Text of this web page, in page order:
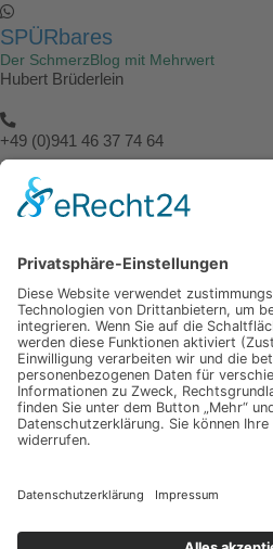
SPÜRbares
Der SchmerzBlog mit Mehrwert
Hubert Brüderlein
+49 (0)941 46 37 74 64
info@spuerbares.hubert-bruderlein.com
SPÜRbares
Hauptseite
Impressum
Datenschutz
Hauptseite
Impressum
Datenschutz
Meine anderen Seiten